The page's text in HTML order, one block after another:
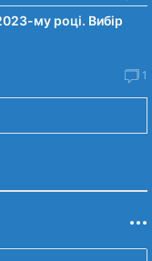
му році. Вибiр
1